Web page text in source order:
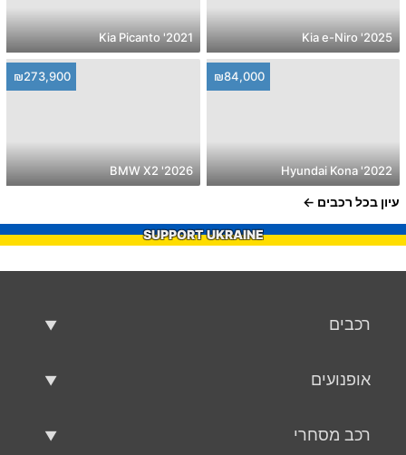
2025' Kia e-Niro
2021' Kia Picanto
₪84,000
2022' Hyundai Kona
₪273,900
2026' BMW X2
עיון בכל רכבים
SUPPORT UKRAINE
רכבים
אופנועים
רכב מסחרי